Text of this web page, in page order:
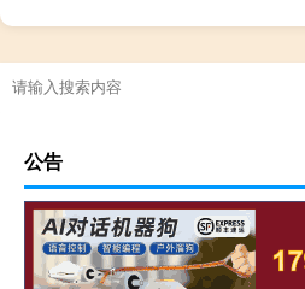
公告